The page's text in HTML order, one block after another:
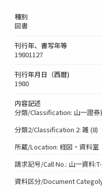
種別
図書
刊行年、書写年等
19801127
刊行年月日（西暦)
1980
内容記述
分類/Classification: 山一證
分類2/Classification 2: 雑 (8)
所蔵/Location: 経図・資料室
請求記号/Call No.: 山一資料
資料区分/Document